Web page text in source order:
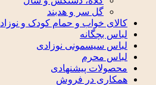
گل سر و هدبند
کالای خواب و حمام کودک و نوزاد
لباس بچگانه
لباس سیسمونی نوزادی
لباس محرم
محصولات پیشنهادی
همکاری در فروش